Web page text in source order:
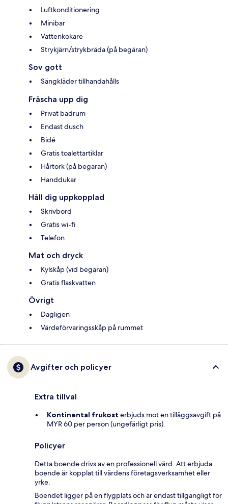
Luftkonditionering
Minibar
Vattenkokare
Strykjärn/strykbräda (på begäran)
Sov gott
Sängkläder tillhandahålls
Fräscha upp dig
Privat badrum
Endast dusch
Bidé
Gratis toalettartiklar
Hårtork (på begäran)
Handdukar
Håll dig uppkopplad
Skrivbord
Gratis wi-fi
Telefon
Mat och dryck
Kylskåp (vid begäran)
Gratis flaskvatten
Övrigt
Dagligen
Värdeförvaringsskåp på rummet
Avgifter och policyer
Extra tillval
Kontinental frukost erbjuds mot en tilläggsavgift på
MYR 60 per person (ungefärligt pris).
Policyer
Detta boende drivs av en professionell värd. Att erbjuda
boende är kopplat till värdens företagsverksamhet eller
yrke.
Boendet ligger på en flygplats och är endast tillgängligt för